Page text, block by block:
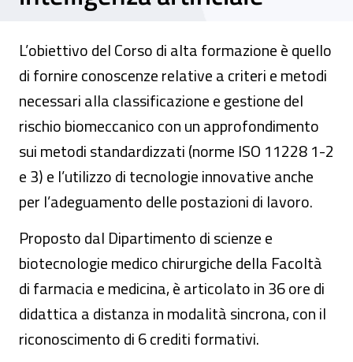
L’obiettivo del Corso di alta formazione è quello
di fornire conoscenze relative a criteri e metodi
necessari alla classificazione e gestione del
rischio biomeccanico con un approfondimento
sui metodi standardizzati (norme ISO 11228 1-2
e 3) e l’utilizzo di tecnologie innovative anche
per l’adeguamento delle postazioni di lavoro.
Proposto dal Dipartimento di scienze e
biotecnologie medico chirurgiche della Facoltà
di farmacia e medicina, è articolato in 36 ore di
didattica a distanza in modalità sincrona, con il
riconoscimento di 6 crediti formativi.